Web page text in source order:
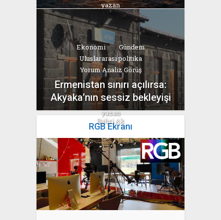
yazan
Bahri Ak
Ekonomi
Gündem
Uluslararası politika
Yorum Analiz Görüş
Ermenistan sınırı açılırsa:
Akyaka’nın sessiz bekleyişi
yazan
Bahri Ak
RGB Ekranı